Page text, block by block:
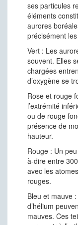
ses particules
éléments
aurores
précisément
Vert : Les
souvent. Elles
chargées
d’oxygène se
Rose et rouge
l’extrémité
ou de rouge
présence de
hauteur.
Rouge : Un
à-dire entre
avec les
rouges.
Bleu et mauve
d’hélium
mauves. Ces